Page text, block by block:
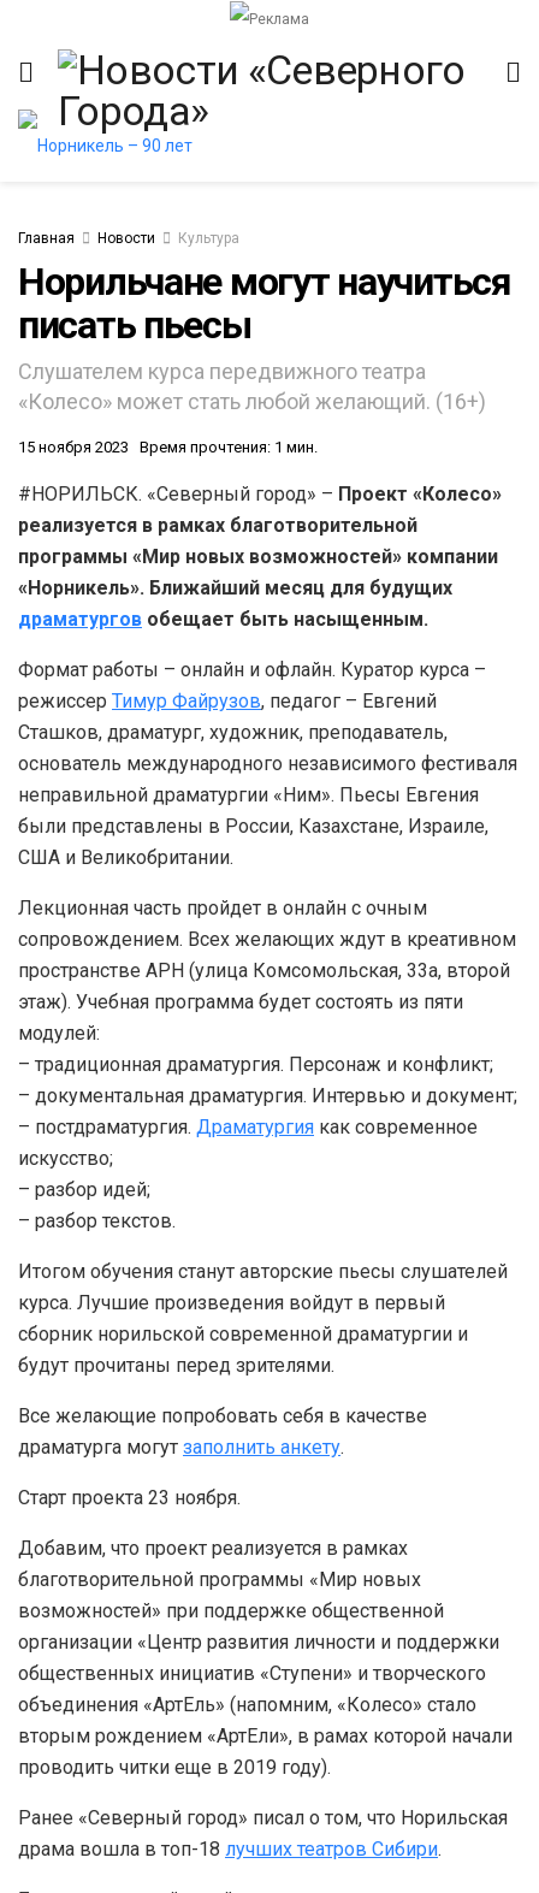
Главная Новости Культура
Норильчане могут научиться
писать пьесы
Слушателем курса передвижного театра
«Колесо» может стать любой желающий. (16+)
15 ноября 2023 Время прочтения: 1 мин.
#НОРИЛЬСК. «Северный город» – Проект «Колесо»
реализуется в рамках благотворительной
программы «Мир новых возможностей» компании
«Норникель». Ближайший месяц для будущих
драматургов обещает быть насыщенным.
Формат работы – онлайн и офлайн. Куратор курса –
режиссер Тимур Файрузов, педагог – Евгений
Сташков, драматург, художник, преподаватель,
основатель международного независимого фестиваля
неправильной драматургии «Ним». Пьесы Евгения
были представлены в России, Казахстане, Израиле,
США и Великобритании.
Лекционная часть пройдет в онлайн с очным
сопровождением. Всех желающих ждут в креативном
пространстве АРН (улица Комсомольская, 33а, второй
этаж). Учебная программа будет состоять из пяти
модулей:
– традиционная драматургия. Персонаж и конфликт;
– документальная драматургия. Интервью и документ;
– постдраматургия. Драматургия как современное
искусство;
– разбор идей;
– разбор текстов.
Итогом обучения станут авторские пьесы слушателей
курса. Лучшие произведения войдут в первый
сборник норильской современной драматургии и
будут прочитаны перед зрителями.
Все желающие попробовать себя в качестве
драматурга могут заполнить анкету.
Старт проекта 23 ноября.
Добавим, что проект реализуется в рамках
благотворительной программы «Мир новых
возможностей» при поддержке общественной
организации «Центр развития личности и поддержки
общественных инициатив «Ступени» и творческого
объединения «АртЕль» (напомним, «Колесо» стало
вторым рождением «АртЕли», в рамах которой начали
проводить читки еще в 2019 году).
Ранее «Северный город» писал о том, что Норильская
драма вошла в топ-18 лучших театров Сибири.